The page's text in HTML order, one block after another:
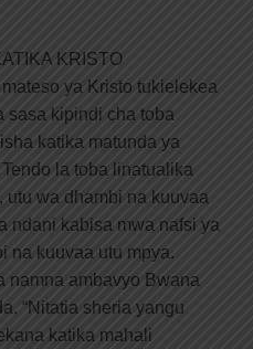
KRISTO
ya Kristo tukielekea
sasa kipindi cha toba
katika matunda ya
la toba linatualika
utu wa dhambi na kuuvaa
ndani kabisa mwa nafsi ya
na kuuvaa utu mpya.
namna ambavyo Bwana
“Nitatia sheria yangu
katika mahali